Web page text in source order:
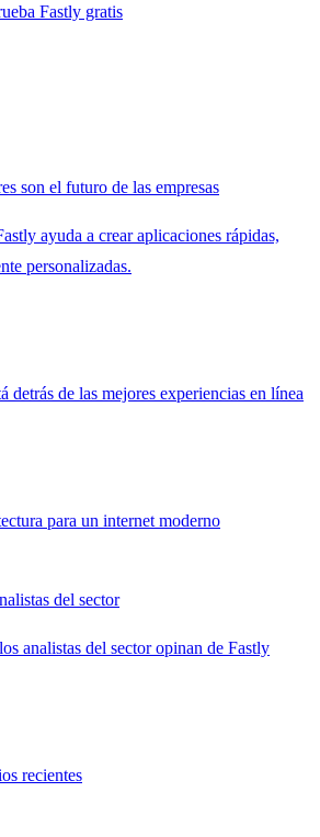
Fastly gratis
son el futuro de las empresas
ayuda a crear aplicaciones rápidas,
personalizadas.
detrás de las mejores experiencias en línea
para un internet moderno
del sector
analistas del sector opinan de Fastly
recientes